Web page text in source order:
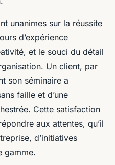
unanimes sur la réussite
d’expérience
et le souci du détail
Un client, par
son séminaire a
faille et d’une
Cette satisfaction
aux attentes, qu’il
d’initiatives
gamme.